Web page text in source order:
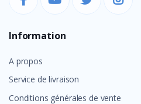
Information
A propos
Service de livraison
Conditions générales de vente